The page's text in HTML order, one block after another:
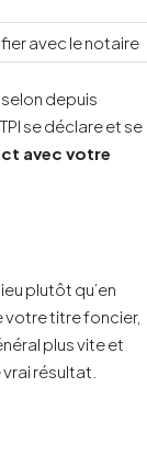
avec le notaire
depuis
se déclare et se
avec votre
plutôt qu’en
votre titre foncier,
plus vite et
résultat.